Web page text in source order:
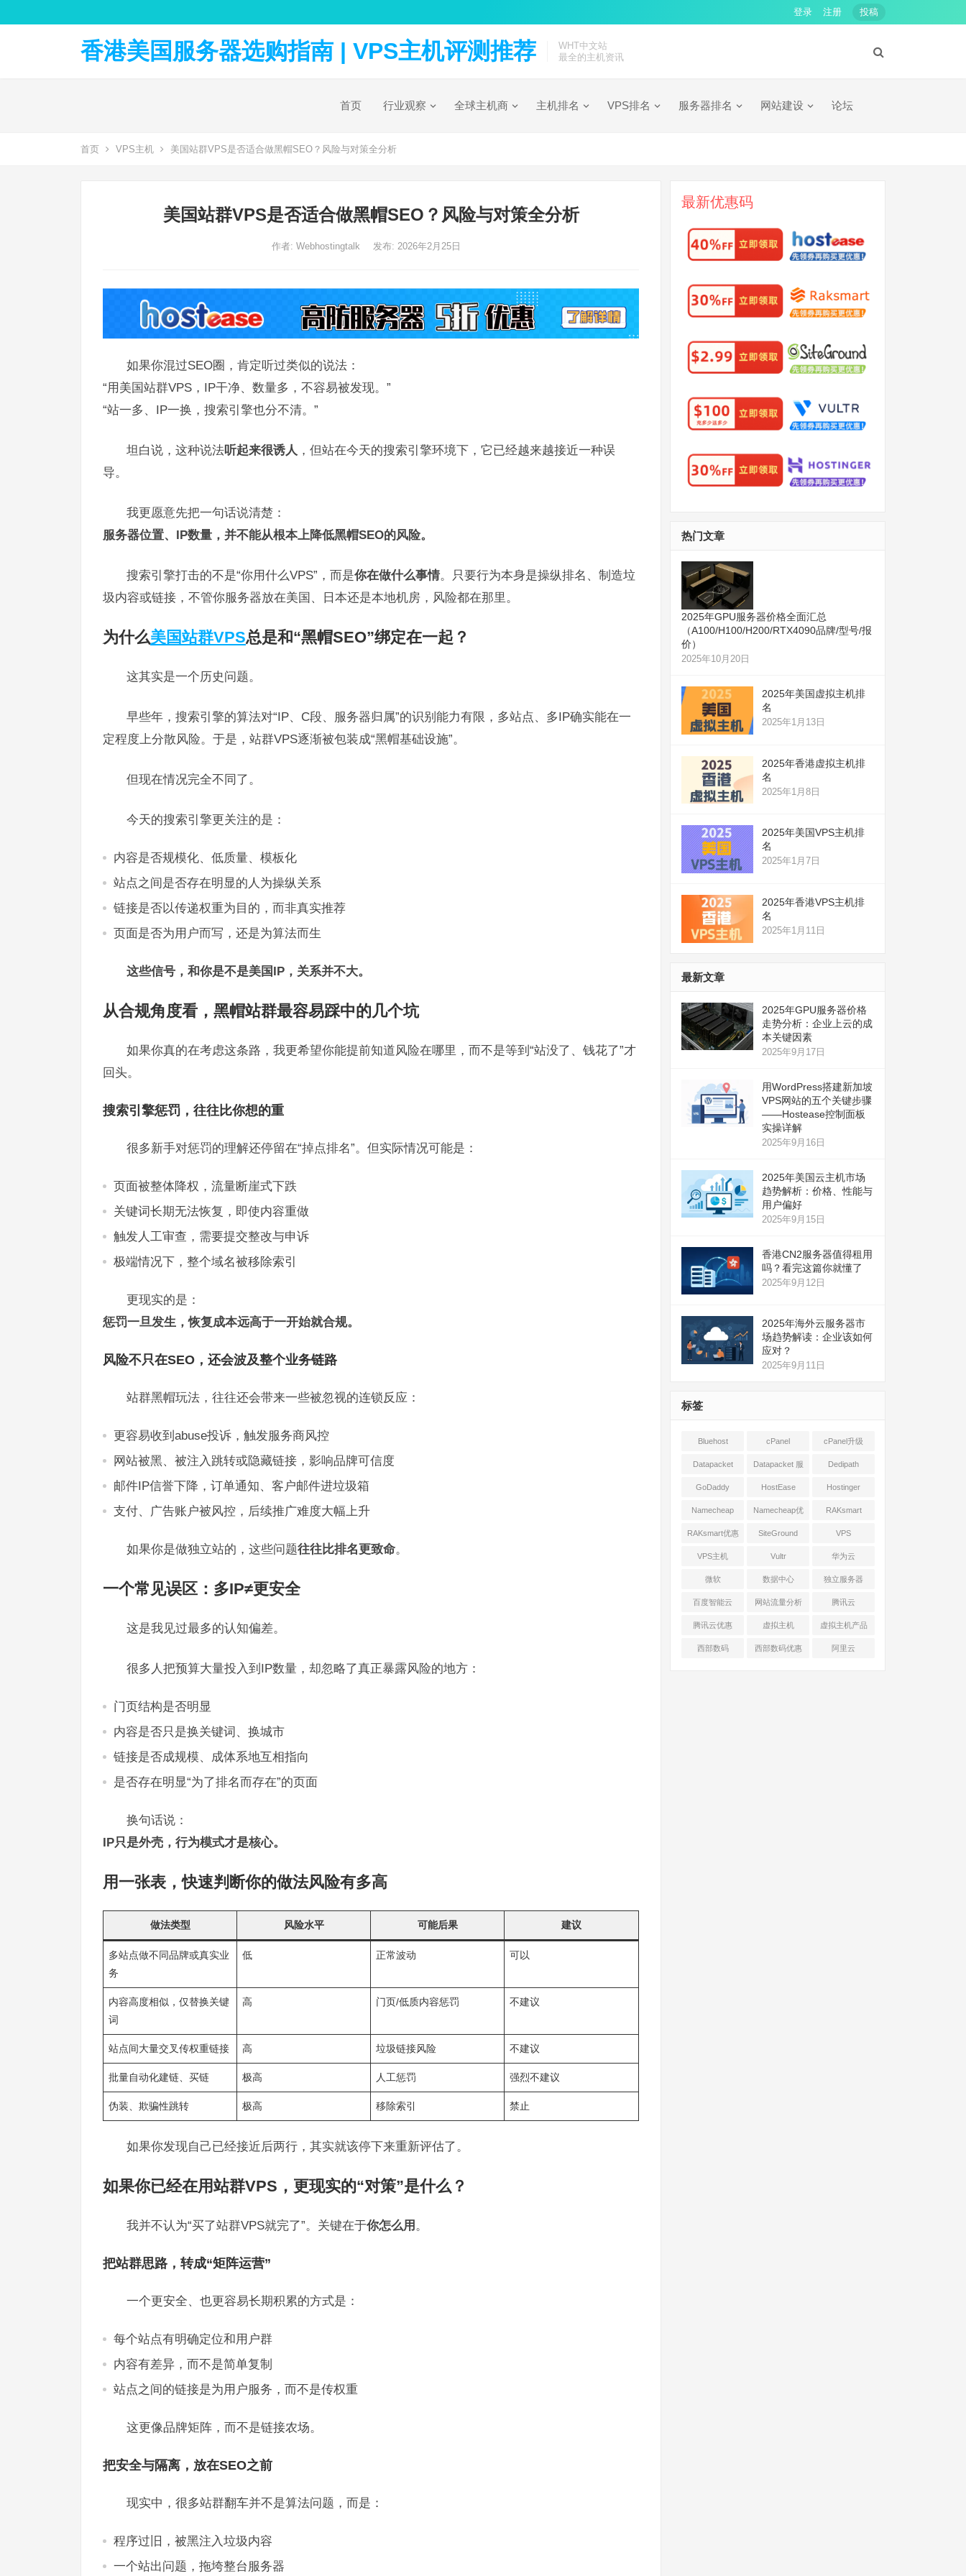
登录 注册 投稿
香港美国服务器选购指南 | VPS主机评测推荐
WHT中文站
最全的主机资讯
首页 行业观察 全球主机商 主机排名 VPS排名 服务器排名 网站建设 论坛
首页 VPS主机 美国站群VPS是否适合做黑帽SEO？风险与对策全分析
美国站群VPS是否适合做黑帽SEO？风险与对策全分析
作者: Webhostingtalk 发布: 2026年2月25日
如果你混过SEO圈，肯定听过类似的说法：
“用美国站群VPS，IP干净、数量多，不容易被发现。”
“站一多、IP一换，搜索引擎也分不清。”
坦白说，这种说法听起来很诱人 ，但站在今天的搜索引擎环境下，它已经越来越接近一种误
导。
我更愿意先把一句话说清楚：
服务器位置、IP数量，并不能从根本上降低黑帽SEO的风险。
搜索引擎打击的不是“你用什么VPS”，而是你在做什么事情。只要行为本身是操纵排名、制造垃
圾内容或链接，不管你服务器放在美国、日本还是本地机房，风险都在那里。
为什么美国站群VPS总是和“黑帽SEO”绑定在一起？
这其实是一个历史问题。
早些年，搜索引擎的算法对“IP、C段、服务器归属”的识别能力有限，多站点、多IP确实能在一
定程度上分散风险。于是，站群VPS逐渐被包装成“黑帽基础设施”。
但现在情况完全不同了。
今天的搜索引擎更关注的是：
内容是否规模化、低质量、模板化
站点之间是否存在明显的人为操纵关系
链接是否以传递权重为目的，而非真实推荐
页面是否为用户而写，还是为算法而生
这些信号，和你是不是美国IP，关系并不大。
从合规角度看，黑帽站群最容易踩中的几个坑
如果你真的在考虑这条路，我更希望你能提前知道风险在哪里，而不是等到“站没了、钱花了”才
回头。
搜索引擎惩罚，往往比你想的重
很多新手对惩罚的理解还停留在“掉点排名”。但实际情况可能是：
页面被整体降权，流量断崖式下跌
关键词长期无法恢复，即使内容重做
触发人工审查，需要提交整改与申诉
极端情况下，整个域名被移除索引
更现实的是：
惩罚一旦发生，恢复成本远高于一开始就合规。
风险不只在SEO，还会波及整个业务链路
站群黑帽玩法，往往还会带来一些被忽视的连锁反应：
更容易收到abuse投诉，触发服务商风控
网站被黑、被注入跳转或隐藏链接，影响品牌可信度
邮件IP信誉下降，订单通知、客户邮件进垃圾箱
支付、广告账户被风控，后续推广难度大幅上升
如果你是做独立站的，这些问题往往比排名更致命。
一个常见误区：多IP≠更安全
这是我见过最多的认知偏差。
很多人把预算大量投入到IP数量，却忽略了真正暴露风险的地方：
门页结构是否明显
内容是否只是换关键词、换城市
链接是否成规模、成体系地互相指向
是否存在明显“为了排名而存在”的页面
换句话说：
IP只是外壳，行为模式才是核心。
用一张表，快速判断你的做法风险有多高
做法类型 风险水平 可能后果 建议
多站点做不同品牌或真实业
务
低 正常波动 可以
内容高度相似，仅替换关键
词
高 门页/低质内容惩罚 不建议
站点间大量交叉传权重链接 高 垃圾链接风险 不建议
批量自动化建链、买链 极高 人工惩罚 强烈不建议
伪装、欺骗性跳转 极高 移除索引 禁止
如果你发现自己已经接近后两行，其实就该停下来重新评估了。
如果你已经在用站群VPS，更现实的“对策”是什么？
我并不认为“买了站群VPS就完了”。关键在于你怎么用 。
把站群思路，转成“矩阵运营”
一个更安全、也更容易长期积累的方式是：
每个站点有明确定位和用户群
内容有差异，而不是简单复制
站点之间的链接是为用户服务，而不是传权重
这更像品牌矩阵，而不是链接农场。
把安全与隔离，放在SEO之前
现实中，很多站群翻车并不是算法问题，而是：
程序过旧，被黑注入垃圾内容
一个站出问题，拖垮整台服务器
最新优惠码
热门文章
2025年GPU服务器价格全面汇总
（A100/H100/H200/RTX4090品牌/型号/报
价）
2025年10月20日
2025年美国虚拟主机排
名
2025年1月13日
2025年香港虚拟主机排
名
2025年1月8日
2025年美国VPS主机排
名
2025年1月7日
2025年香港VPS主机排
名
2025年1月11日
最新文章
2025年GPU服务器价格
走势分析：企业上云的成
本关键因素
2025年9月17日
用WordPress搭建新加坡
VPS网站的五个关键步骤
——Hostease控制面板
实操详解
2025年9月16日
2025年美国云主机市场
趋势解析：价格、性能与
用户偏好
2025年9月15日
香港CN2服务器值得租用
吗？看完这篇你就懂了
2025年9月12日
2025年海外云服务器市
场趋势解读：企业该如何
应对？
2025年9月11日
标签
Bluehost cPanel cPanel升级
Datapacket Datapacket 服
务器
Dedipath
GoDaddy HostEase Hostinger
Namecheap Namecheap优
惠
RAKsmart
RAKsmart优惠 SiteGround VPS
VPS主机 Vultr 华为云
微软 数据中心 独立服务器
百度智能云 网站流量分析 腾讯云
腾讯云优惠 虚拟主机 虚拟主机产品
对比
西部数码 西部数码优惠 阿里云